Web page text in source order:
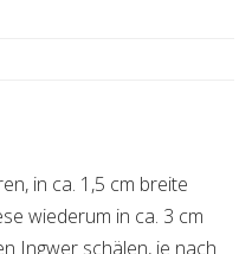
in ca. 1,5 cm breite
wiederum in ca. 3 cm
Ingwer schälen, je nach